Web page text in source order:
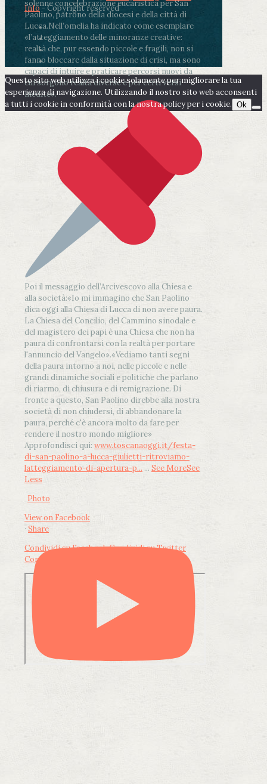
solenne concelebrazione eucaristica per San
Paolino, patrono della diocesi e della città di
Lucca.Nell’omelia ha indicato come esemplare
«l’atteggiamento delle minoranze creative:
realtà che, pur essendo piccole e fragili, non si
fanno bloccare dalla situazione di crisi, ma sono
capaci di intuire e praticare percorsi nuovi da
cui sorgono realtà diverse e per certi versi
inedite».
Poi il messaggio dell’Arcivescovo alla Chiesa e
alla società:«Io mi immagino che San Paolino
dica oggi alla Chiesa di Lucca di non avere paura.
La Chiesa del Concilio, del Cammino sinodale e
del magistero dei papi è una Chiesa che non ha
paura di confrontarsi con la realtà per portare
l'annuncio del Vangelo».«Vediamo tanti segni
della paura intorno a noi, nelle piccole e nelle
grandi dinamiche sociali e politiche che parlano
di riarmo, di chiusura e di remigrazione. Di
fronte a questo, San Paolino direbbe alla nostra
società di non chiudersi, di abbandonare la
paura, perché c'è ancora molto da fare per
rendere il nostro mondo migliore»
Approfondisci qui: www.toscanaoggi.it/festa-
di-san-paolino-a-lucca-giulietti-ritroviamo-
latteggiamento-di-apertura-p... ... See MoreSee
Less
Photo
View on Facebook
· Share
Condividi su FacebookCondividi su Twitter
Condividi su LinkedIn
Info- Copyright reserved
Questo sito web utilizza i cookie solamente per migliorare la tua
esperienza di navigazione. Utilizzando il nostro sito web acconsenti
a tutti i cookie in conformità con la nostra policy per i cookie. Ok